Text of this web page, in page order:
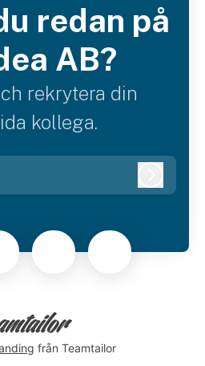
redan på
AB?
rekrytera din
kollega.
från Teamtailor